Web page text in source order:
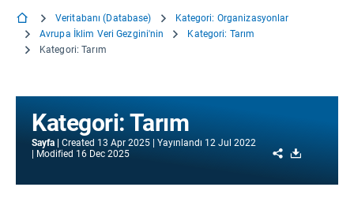
Veritabanı (Database)
Kategori: Organizasyonlar
Avrupa İklim Veri Gezgini'nin
Kategori: Tarım
Kategori: Tarım
Kategori: Tarım
Sayfa Created 13 Apr 2025 Yayınlandı 12 Jul 2022
Modified 16 Dec 2025 Share